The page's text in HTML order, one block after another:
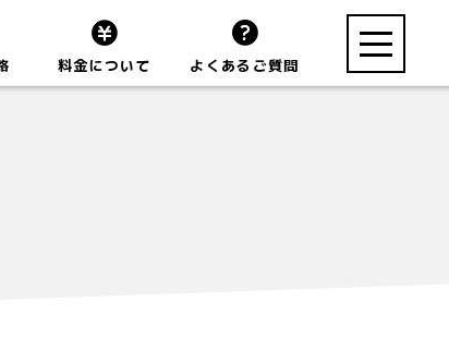
料金について よくあるご質問
toggle